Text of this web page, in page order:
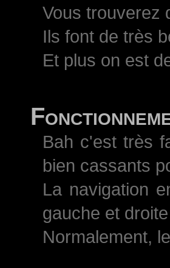
Vous trouverez
Ils font de très
Et plus on est
Bah c'est très
bien cassants
La navigation
gauche et
Normalement,